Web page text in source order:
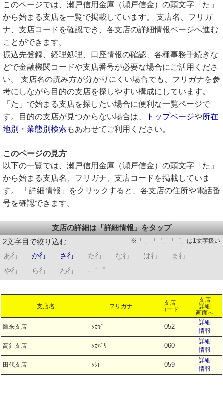
このページでは、瀬戸信用金庫（瀬戸信金）の頭文字「た」
から始まる支店を一覧で掲載しています。 支店名、フリガ
ナ、支店コードを確認でき、各支店の詳細情報ページへ進む
ことができます。
振込先登録、経理処理、口座情報の確認、各種事務手続きな
どで金融機関コードや支店番号が必要な場合にご活用くださ
い。 支店名の読み方が分かりにくい場合でも、フリガナを参
考にしながら目的の支店を探しやすい構成にしています。
「た」で始まる支店を探したい場合に便利な一覧ページで
す。目的の支店が見つからない場合は、
トップページや所在
地別・業態別検索 もあわせてご利用ください。
このページの見方
以下の一覧では、瀬戸信用金庫（瀬戸信金）の頭文字「た」
から始まる支店名、フリガナ、支店コードを掲載していま
す。 「詳細情報」をクリックすると、各支店の住所や電話番
号を確認できます。
支店の詳細は「詳細情報」をタップ
2文字目で絞り込む
※「-」「゛」「゜」は1文字扱い
あ行 か行 さ行 た行 な行 は行
ま行
や行
ら行 わ行 -゛゜
支店名 フリガナ
支店
コード
支店
詳細
画面へ
鷹来支店 ﾀｶｷﾞ 052
詳細
情報
高針支店 ﾀｶﾊﾞﾘ 060
詳細
情報
田代支店 ﾀｼﾛ 059
詳細
情報